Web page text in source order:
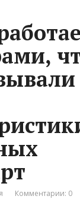
Комментарии: 0